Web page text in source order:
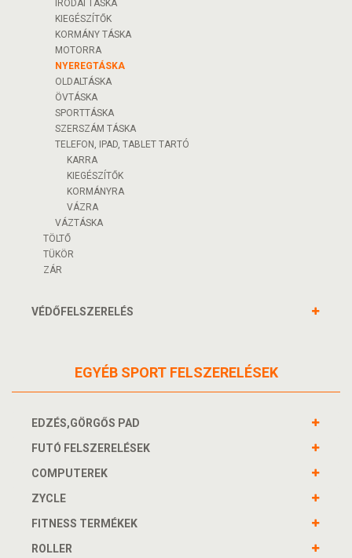
IRODAI TÁSKA
KIEGÉSZÍTŐK
KORMÁNY TÁSKA
MOTORRA
NYEREGTÁSKA
OLDALTÁSKA
ÖVTÁSKA
SPORTTÁSKA
SZERSZÁM TÁSKA
TELEFON, IPAD, TABLET TARTÓ
KARRA
KIEGÉSZÍTŐK
KORMÁNYRA
VÁZRA
VÁZTÁSKA
TÖLTŐ
TÜKÖR
ZÁR
VÉDŐFELSZERELÉS
EGYÉB SPORT FELSZERELÉSEK
EDZÉS,GÖRGŐS PAD
FUTÓ FELSZERELÉSEK
COMPUTEREK
ZYCLE
FITNESS TERMÉKEK
ROLLER